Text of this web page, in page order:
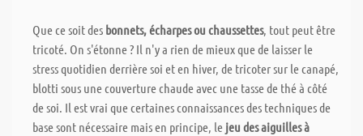
Que ce soit des bonnets, écharpes ou chaussettes, tout peut être
tricoté. On s'étonne ? Il n'y a rien de mieux que de laisser le
stress quotidien derrière soi et en hiver, de tricoter sur le canapé,
blotti sous une couverture chaude avec une tasse de thé à côté
de soi. Il est vrai que certaines connaissances des techniques de
base sont nécessaire mais en principe, le jeu des aiguilles à